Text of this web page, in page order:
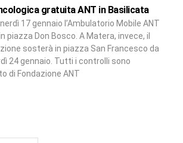
gratuita ANT in Basilicata
17 gennaio l’Ambulatorio Mobile ANT
piazza Don Bosco. A Matera, invece, il
sosterà in piazza San Francesco da
24 gennaio. Tutti i controlli sono
di Fondazione ANT